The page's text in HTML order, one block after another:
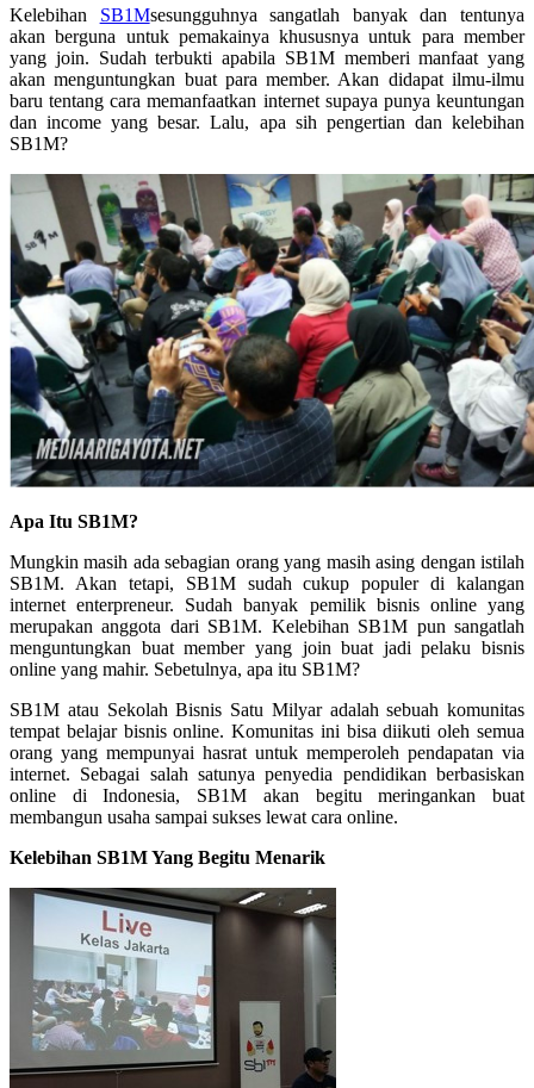
Kelebihan SB1Msesungguhnya sangatlah banyak dan tentunya
akan berguna untuk pemakainya khususnya untuk para member
yang join. Sudah terbukti apabila SB1M memberi manfaat yang
akan menguntungkan buat para member. Akan didapat ilmu-ilmu
baru tentang cara memanfaatkan internet supaya punya keuntungan
dan income yang besar. Lalu, apa sih pengertian dan kelebihan
SB1M?
Apa Itu SB1M?
Mungkin masih ada sebagian orang yang masih asing dengan istilah
SB1M. Akan tetapi, SB1M sudah cukup populer di kalangan
internet enterpreneur. Sudah banyak pemilik bisnis online yang
merupakan anggota dari SB1M. Kelebihan SB1M pun sangatlah
menguntungkan buat member yang join buat jadi pelaku bisnis
online yang mahir. Sebetulnya, apa itu SB1M?
SB1M atau Sekolah Bisnis Satu Milyar adalah sebuah komunitas
tempat belajar bisnis online. Komunitas ini bisa diikuti oleh semua
orang yang mempunyai hasrat untuk memperoleh pendapatan via
internet. Sebagai salah satunya penyedia pendidikan berbasiskan
online di Indonesia, SB1M akan begitu meringankan buat
membangun usaha sampai sukses lewat cara online.
Kelebihan SB1M Yang Begitu Menarik